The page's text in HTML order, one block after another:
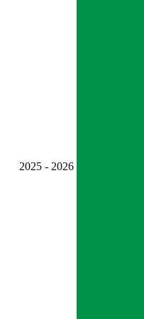
2025 - 2026